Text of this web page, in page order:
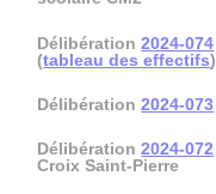
Délibération2024-074
(tableau des effectifs)
Délibération2024-073
Délibération2024-072
Croix Saint-Pierre